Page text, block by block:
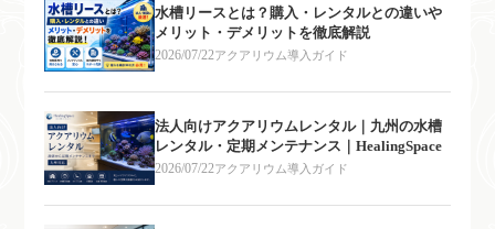
水槽リースとは？購入・レンタルとの違いや
メリット・デメリットを徹底解説
2026/07/22アクアリウム導入ガイド
法人向けアクアリウムレンタル｜九州の水槽
レンタル・定期メンテナンス｜HealingSpace
2026/07/22アクアリウム導入ガイド